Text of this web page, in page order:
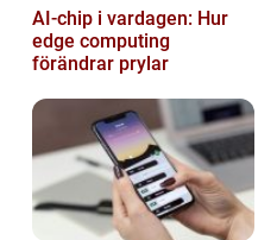
AI-chip i vardagen: Hur
edge computing
förändrar prylar